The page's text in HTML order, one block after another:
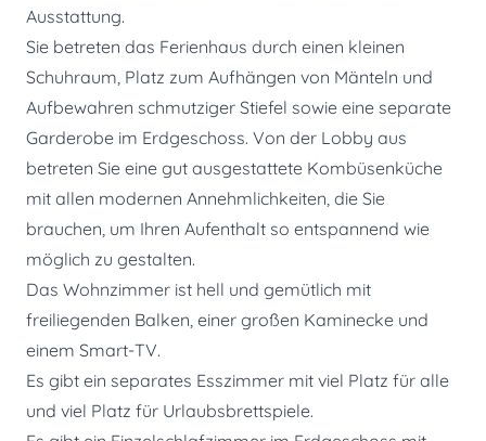
Ausstattung.
Sie betreten das Ferienhaus durch einen kleinen
Schuhraum, Platz zum Aufhängen von Mänteln und
Aufbewahren schmutziger Stiefel sowie eine separate
Garderobe im Erdgeschoss. Von der Lobby aus
betreten Sie eine gut ausgestattete Kombüsenküche
mit allen modernen Annehmlichkeiten, die Sie
brauchen, um Ihren Aufenthalt so entspannend wie
möglich zu gestalten.
Das Wohnzimmer ist hell und gemütlich mit
freiliegenden Balken, einer großen Kaminecke und
einem Smart-TV.
Es gibt ein separates Esszimmer mit viel Platz für alle
und viel Platz für Urlaubsbrettspiele.